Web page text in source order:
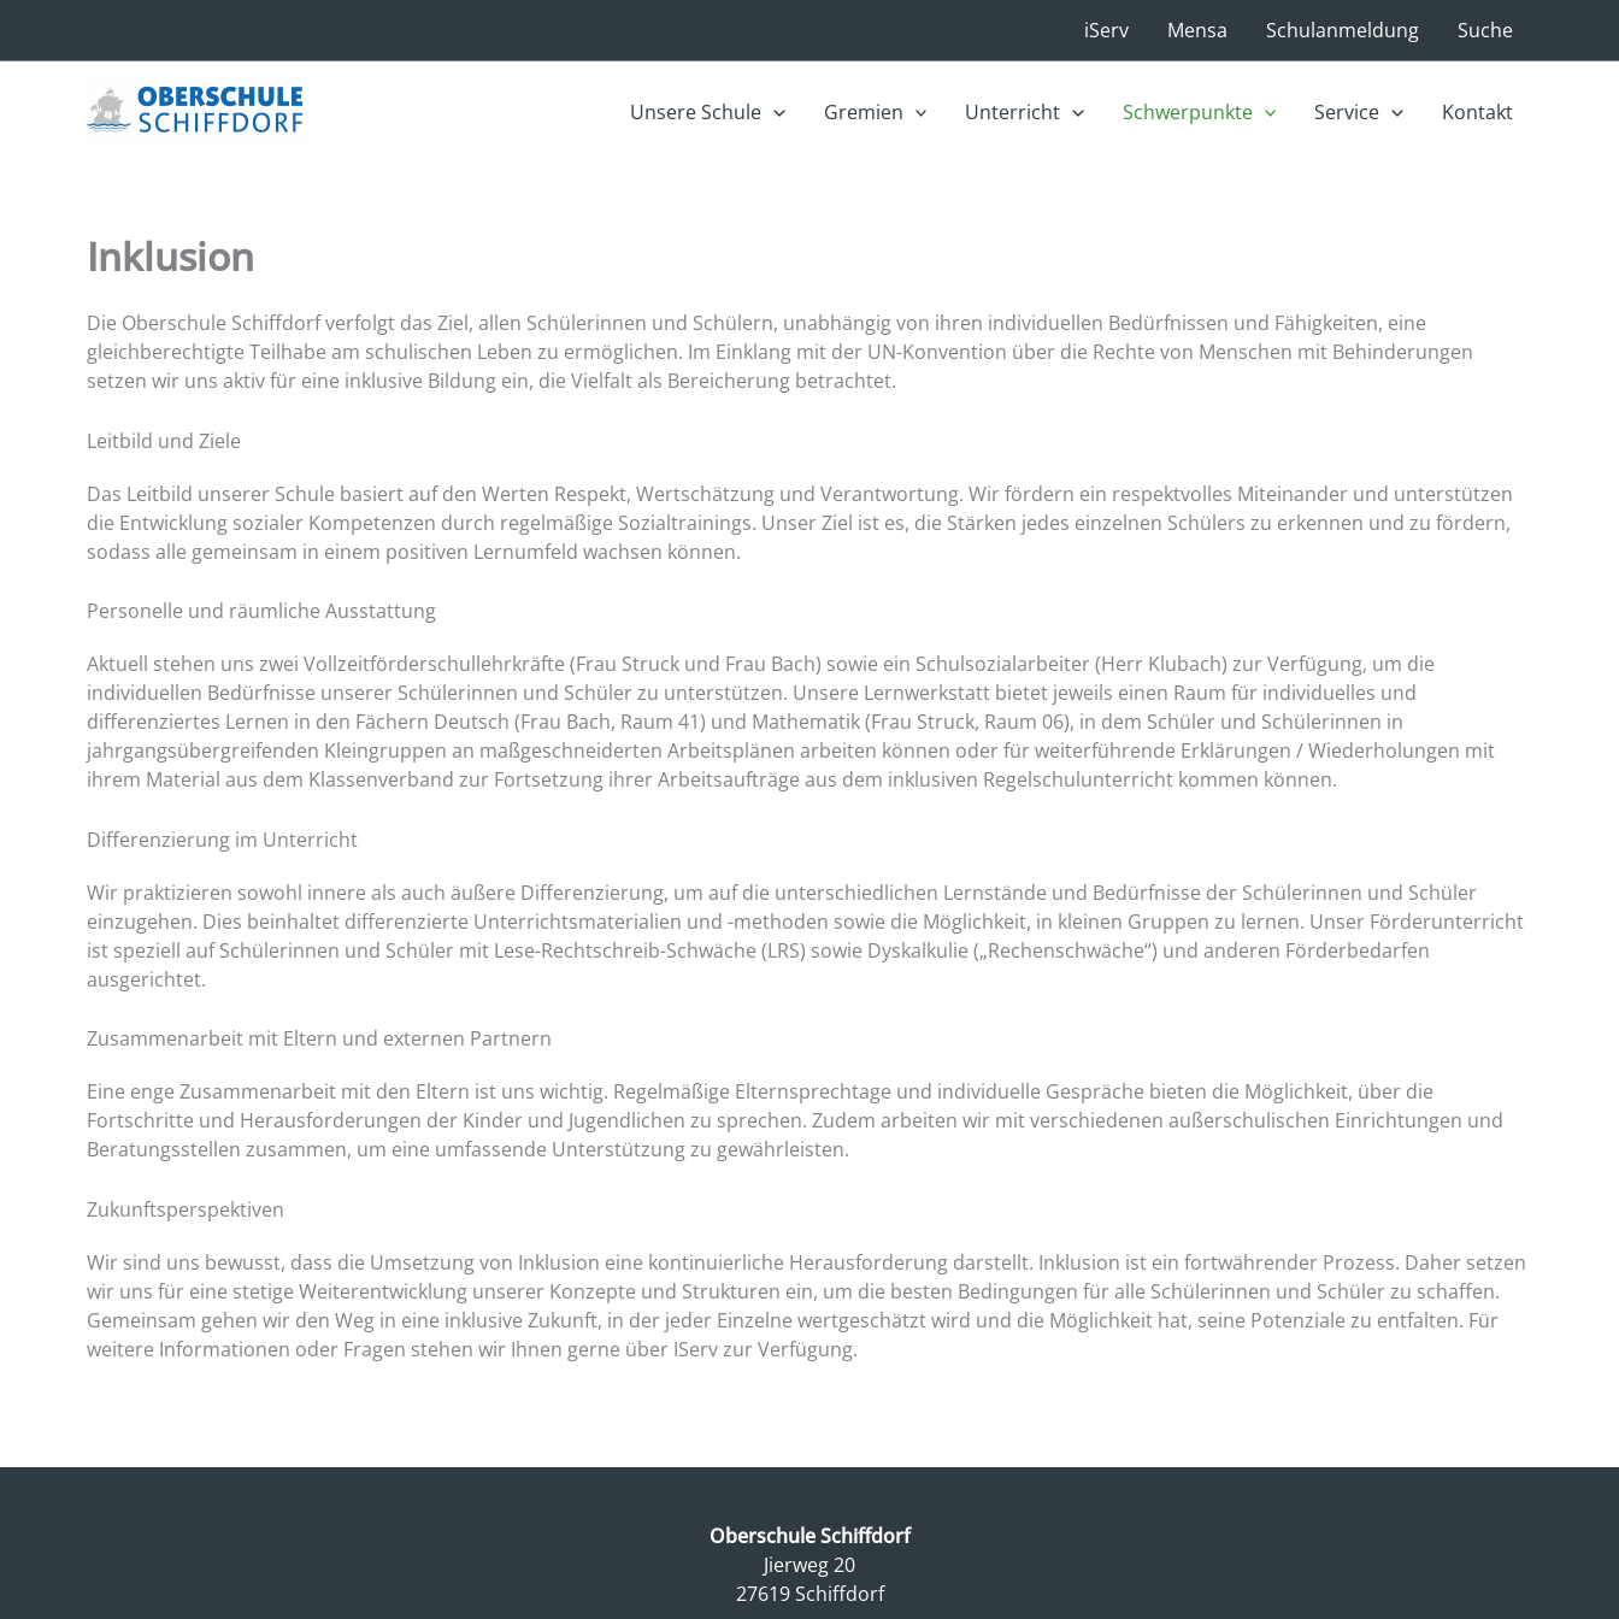
iServ Mensa Schulanmeldung Suche
Unsere Schule Gremien Unterricht Schwerpunkte Service Kontakt
Inklusion
Die Oberschule Schiffdorf verfolgt das Ziel, allen Schülerinnen und Schülern, unabhängig von ihren individuellen Bedürfnissen und Fähigkeiten, eine
gleichberechtigte Teilhabe am schulischen Leben zu ermöglichen. Im Einklang mit der UN-Konvention über die Rechte von Menschen mit Behinderungen
setzen wir uns aktiv für eine inklusive Bildung ein, die Vielfalt als Bereicherung betrachtet.
Leitbild und Ziele
Das Leitbild unserer Schule basiert auf den Werten Respekt, Wertschätzung und Verantwortung. Wir fördern ein respektvolles Miteinander und unterstützen
die Entwicklung sozialer Kompetenzen durch regelmäßige Sozialtrainings. Unser Ziel ist es, die Stärken jedes einzelnen Schülers zu erkennen und zu fördern,
sodass alle gemeinsam in einem positiven Lernumfeld wachsen können.
Personelle und räumliche Ausstattung
Aktuell stehen uns zwei Vollzeitförderschullehrkräfte (Frau Struck und Frau Bach) sowie ein Schulsozialarbeiter (Herr Klubach) zur Verfügung, um die
individuellen Bedürfnisse unserer Schülerinnen und Schüler zu unterstützen. Unsere Lernwerkstatt bietet jeweils einen Raum für individuelles und
differenziertes Lernen in den Fächern Deutsch (Frau Bach, Raum 41) und Mathematik (Frau Struck, Raum 06), in dem Schüler und Schülerinnen in
jahrgangsübergreifenden Kleingruppen an maßgeschneiderten Arbeitsplänen arbeiten können oder für weiterführende Erklärungen / Wiederholungen mit
ihrem Material aus dem Klassenverband zur Fortsetzung ihrer Arbeitsaufträge aus dem inklusiven Regelschulunterricht kommen können.
Differenzierung im Unterricht
Wir praktizieren sowohl innere als auch äußere Differenzierung, um auf die unterschiedlichen Lernstände und Bedürfnisse der Schülerinnen und Schüler
einzugehen. Dies beinhaltet differenzierte Unterrichtsmaterialien und -methoden sowie die Möglichkeit, in kleinen Gruppen zu lernen. Unser Förderunterricht
ist speziell auf Schülerinnen und Schüler mit Lese-Rechtschreib-Schwäche (LRS) sowie Dyskalkulie („Rechenschwäche“) und anderen Förderbedarfen
ausgerichtet.
Zusammenarbeit mit Eltern und externen Partnern
Eine enge Zusammenarbeit mit den Eltern ist uns wichtig. Regelmäßige Elternsprechtage und individuelle Gespräche bieten die Möglichkeit, über die
Fortschritte und Herausforderungen der Kinder und Jugendlichen zu sprechen. Zudem arbeiten wir mit verschiedenen außerschulischen Einrichtungen und
Beratungsstellen zusammen, um eine umfassende Unterstützung zu gewährleisten.
Zukunftsperspektiven
Wir sind uns bewusst, dass die Umsetzung von Inklusion eine kontinuierliche Herausforderung darstellt. Inklusion ist ein fortwährender Prozess. Daher setzen
wir uns für eine stetige Weiterentwicklung unserer Konzepte und Strukturen ein, um die besten Bedingungen für alle Schülerinnen und Schüler zu schaffen.
Gemeinsam gehen wir den Weg in eine inklusive Zukunft, in der jeder Einzelne wertgeschätzt wird und die Möglichkeit hat, seine Potenziale zu entfalten. Für
weitere Informationen oder Fragen stehen wir Ihnen gerne über IServ zur Verfügung.
Oberschule Schiffdorf
Jierweg 20
27619 Schiffdorf